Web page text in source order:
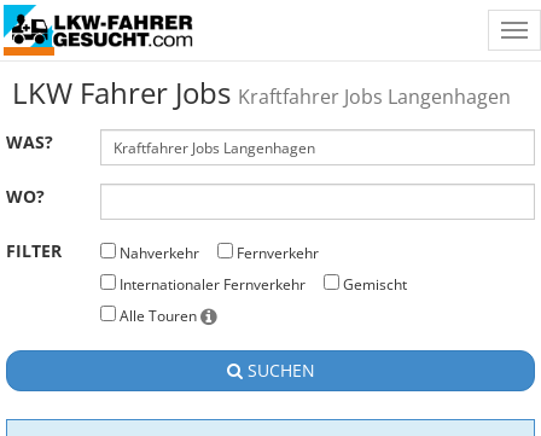
LKW Fahrer Jobs Kraftfahrer Jobs Langenhagen
WAS?
WO?
FILTER Nahverkehr
Fernverkehr
Internationaler Fernverkehr
Gemischt
Alle Touren
SUCHEN